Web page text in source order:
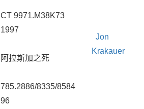
CT 9971.M38K73
1997
阿拉斯加之死
785.2886/8335/8584
96
Jon
Krakauer